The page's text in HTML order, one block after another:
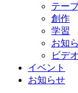
テー
創作
学習
お知
ビデ
イベント
お知らせ